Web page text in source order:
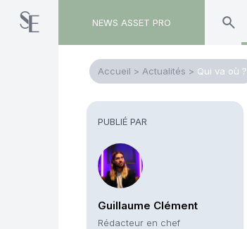
NEWS ASSET PRO
Accueil > Actualités > Qui va où ?
PUBLIÉ PAR
Guillaume Clément
Rédacteur en chef